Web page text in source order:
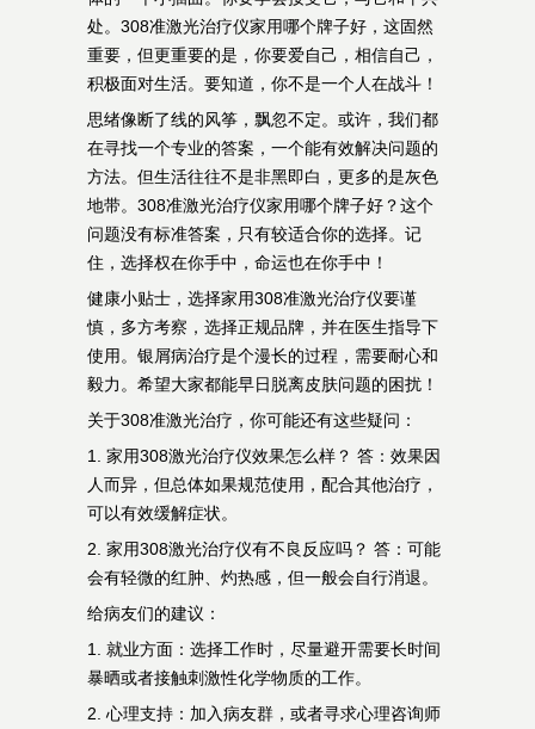
处。308准激光治疗仪家用哪个牌子好，这固然
重要，但更重要的是，你要爱自己，相信自己，
积极面对生活。要知道，你不是一个人在战斗！
思绪像断了线的风筝，飘忽不定。或许，我们都
在寻找一个专业的答案，一个能有效解决问题的
方法。但生活往往不是非黑即白，更多的是灰色
地带。308准激光治疗仪家用哪个牌子好？这个
问题没有标准答案，只有较适合你的选择。记
住，选择权在你手中，命运也在你手中！
健康小贴士，选择家用308准激光治疗仪要谨
慎，多方考察，选择正规品牌，并在医生指导下
使用。银屑病治疗是个漫长的过程，需要耐心和
毅力。希望大家都能早日脱离皮肤问题的困扰！
关于308准激光治疗，你可能还有这些疑问：
1. 家用308激光治疗仪效果怎么样？ 答：效果因
人而异，但总体如果规范使用，配合其他治疗，
可以有效缓解症状。
2. 家用308激光治疗仪有不良反应吗？ 答：可能
会有轻微的红肿、灼热感，但一般会自行消退。
给病友们的建议：
1. 就业方面：选择工作时，尽量避开需要长时间
暴晒或者接触刺激性化学物质的工作。
2. 心理支持：加入病友群，或者寻求心理咨询师